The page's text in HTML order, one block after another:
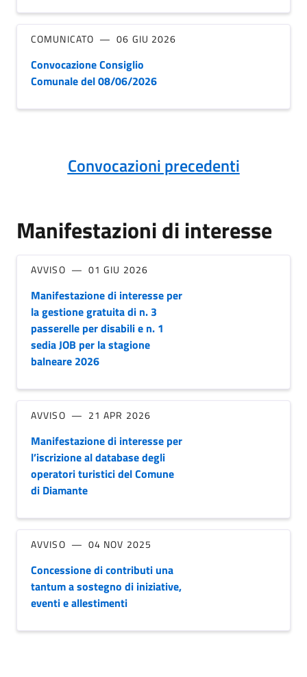
COMUNICATO 06 GIU 2026
Convocazione Consiglio
Comunale del 08/06/2026
Convocazioni precedenti
Manifestazioni di interesse
AVVISO 01 GIU 2026
Manifestazione di interesse per
la gestione gratuita di n. 3
passerelle per disabili e n. 1
sedia JOB per la stagione
balneare 2026
AVVISO 21 APR 2026
Manifestazione di interesse per
l’iscrizione al database degli
operatori turistici del Comune
di Diamante
AVVISO 04 NOV 2025
Concessione di contributi una
tantum a sostegno di iniziative,
eventi e allestimenti